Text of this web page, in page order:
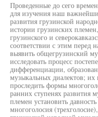
Проведенные до сего
для изучения наш
развития грузинской
истории грузинских
грузинского и
соответствии с этим перед
выявить общегрузинский
исследовать процесс
дифференциации,
музыкальных диалектов; их
проследить формы
ранних ступенях развития
племен установить
многоголосия